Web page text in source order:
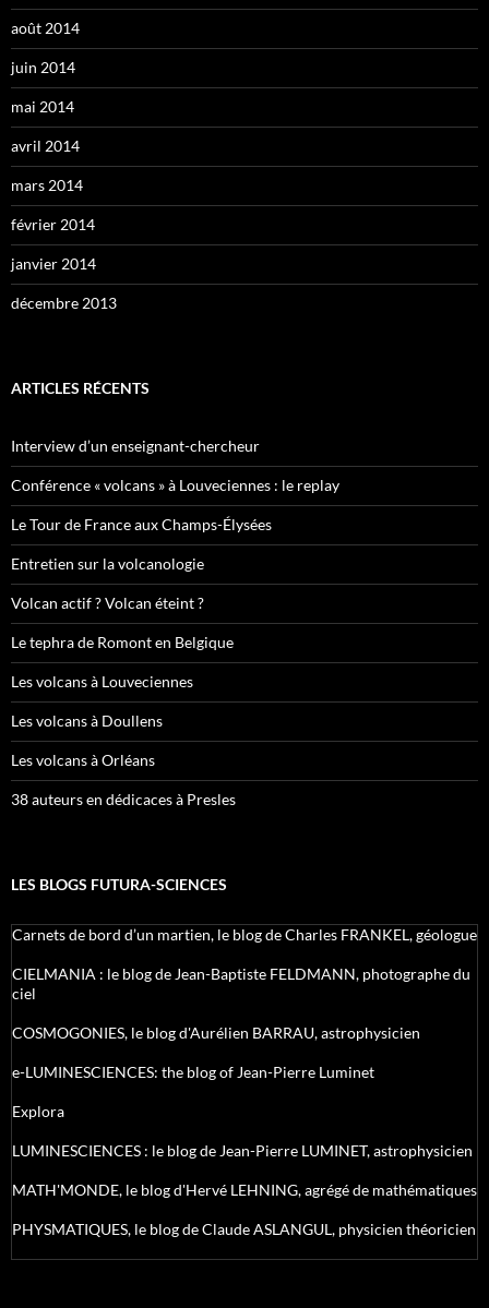
août 2014
juin 2014
mai 2014
avril 2014
mars 2014
février 2014
janvier 2014
décembre 2013
ARTICLES RÉCENTS
Interview d’un enseignant-chercheur
Conférence « volcans » à Louveciennes : le replay
Le Tour de France aux Champs-Élysées
Entretien sur la volcanologie
Volcan actif ? Volcan éteint ?
Le tephra de Romont en Belgique
Les volcans à Louveciennes
Les volcans à Doullens
Les volcans à Orléans
38 auteurs en dédicaces à Presles
LES BLOGS FUTURA-SCIENCES
Carnets de bord d’un martien, le blog de Charles FRANKEL, géologue
CIELMANIA : le blog de Jean-Baptiste FELDMANN, photographe du
ciel
COSMOGONIES, le blog d'Aurélien BARRAU, astrophysicien
e-LUMINESCIENCES: the blog of Jean-Pierre Luminet
Explora
LUMINESCIENCES : le blog de Jean-Pierre LUMINET, astrophysicien
MATH'MONDE, le blog d'Hervé LEHNING, agrégé de mathématiques
PHYSMATIQUES, le blog de Claude ASLANGUL, physicien théoricien